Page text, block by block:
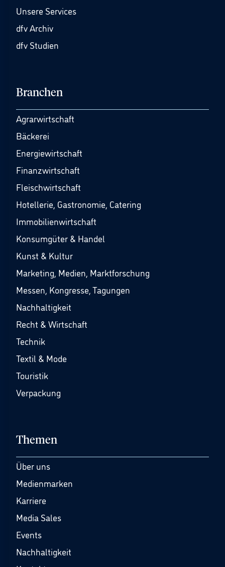
Unsere Services
dfv Archiv
dfv Studien
Branchen
Agrarwirtschaft
Bäckerei
Energiewirtschaft
Finanzwirtschaft
Fleischwirtschaft
Hotellerie, Gastronomie, Catering
Immobilienwirtschaft
Konsumgüter & Handel
Kunst & Kultur
Marketing, Medien, Marktforschung
Messen, Kongresse, Tagungen
Nachhaltigkeit
Recht & Wirtschaft
Technik
Textil & Mode
Touristik
Verpackung
Themen
Über uns
Medienmarken
Karriere
Media Sales
Events
Nachhaltigkeit